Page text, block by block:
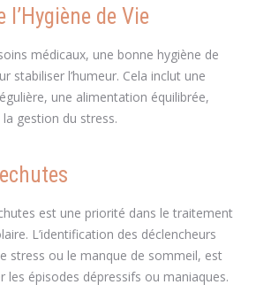
l’Hygiène de Vie
médicaux, une bonne hygiène de
stabiliser l’humeur. Cela inclut une
une alimentation équilibrée,
la gestion du stress.
est une priorité dans le traitement
L’identification des déclencheurs
stress ou le manque de sommeil, est
les épisodes dépressifs ou maniaques.